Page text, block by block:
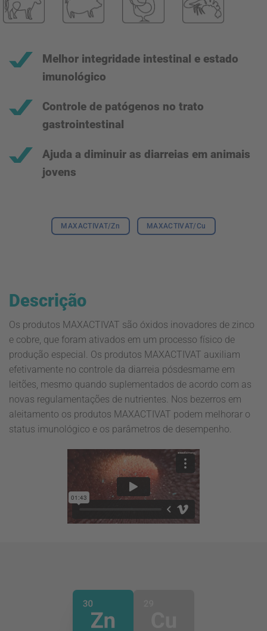
Melhor integridade intestinal e estado
imunológico
Controle de patógenos no trato
gastrointestinal
Ajuda a diminuir as diarreias em animais
jovens
MAXACTIVAT/Zn MAXACTIVAT/Cu
Descrição
Os produtos MAXACTIVAT são óxidos inovadores de zinco
e cobre, que foram ativados em um processo físico de
produção especial. Os produtos MAXACTIVAT auxiliam
efetivamente no controle da diarreia pósdesmame em
leitões, mesmo quando suplementados de acordo com as
novas regulamentações de nutrientes. Nos bezerros em
aleitamento os produtos MAXACTIVAT podem melhorar o
status imunológico e os parâmetros de desempenho.